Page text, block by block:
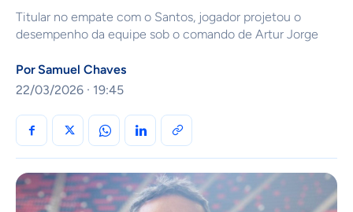
Titular no empate com o Santos, jogador projetou o
desempenho da equipe sob o comando de Artur Jorge
Por Samuel Chaves
22/03/2026 · 19:45